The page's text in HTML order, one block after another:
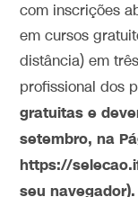
com inscrições
em cursos
distância) em
profissional dos
gratuitas e
setembro, na
https://
seu navegador).